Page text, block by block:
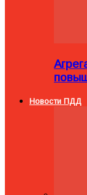
Новости ПДД